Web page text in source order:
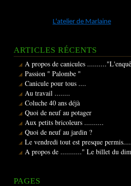
L'atelier de Marlaine
ARTICLES RÉCENTS
A propos de canicules
Passion " Palombe "
Canicule pour tous ....
Au travail ........
Coluche 40 ans déjà
Quoi de neuf au potager
Aux petits bricoleurs ..........
Quoi de neuf au jardin ?
Le vendredi tout est presque
A propos de ..........." Le billet du
PAGES